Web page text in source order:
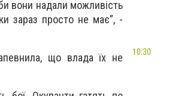
вони надали можливість
зараз просто не має”, -
що влада їх не
10:30